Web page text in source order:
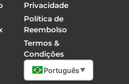
Privacidade
Política de
Reembolso
Termos &
Condições
Português ▼